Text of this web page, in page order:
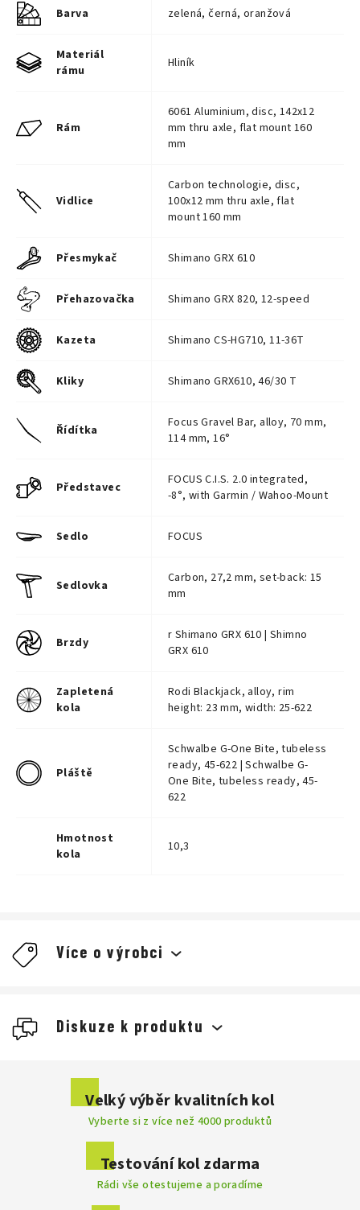
Barva zelená, černá, oranžová
Materiál
rámu
Hliník
Rám
6061 Aluminium, disc, 142x12
mm thru axle, flat mount 160
mm
Vidlice
Carbon technologie, disc,
100x12 mm thru axle, flat
mount 160 mm
Přesmykač Shimano GRX 610
Přehazovačka Shimano GRX 820, 12-speed
Kazeta Shimano CS-HG710, 11-36T
Kliky Shimano GRX610, 46/30 T
Řídítka
Focus Gravel Bar, alloy, 70 mm,
114 mm, 16°
Představec
FOCUS C.I.S. 2.0 integrated,
-8°, with Garmin / Wahoo-Mount
Sedlo FOCUS
Sedlovka
Carbon, 27,2 mm, set-back: 15
mm
Brzdy
r Shimano GRX 610 | Shimno
GRX 610
Zapletená
kola
Rodi Blackjack, alloy, rim
height: 23 mm, width: 25-622
Pláště
Schwalbe G-One Bite, tubeless
ready, 45-622 | Schwalbe G-
One Bite, tubeless ready, 45-
622
Hmotnost
kola
10,3
Diskuze k produktu
Přidat komentář
Více o výrobci
Velký výběr kvalitních kol
Vyberte si z více než 4000 produktů
Testování kol zdarma
Rádi vše otestujeme a poradíme